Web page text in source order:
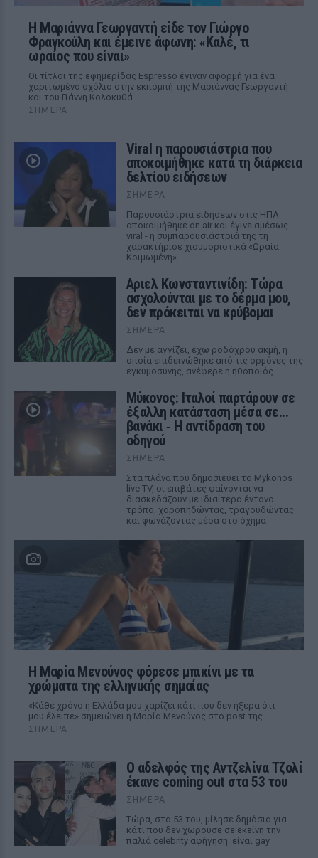
Η Μαριάννα Γεωργαντή είδε τον Γιώργο
Φραγκούλη και έμεινε άφωνη: «Καλέ, τι
ωραίος που είναι»
Οι τίτλοι της εφημερίδας Espresso έγιναν αφορμή για ένα
χαριτωμένο σχόλιο στην εκπομπή της Μαριάννας Γεωργαντή
και του Γιάννη Κολοκυθά
ΣΉΜΕΡΑ
Viral η παρουσιάστρια που
αποκοιμήθηκε κατά τη διάρκεια
δελτίου ειδήσεων
ΣΉΜΕΡΑ
Παρουσιάστρια ειδήσεων στις ΗΠΑ
αποκοιμήθηκε on air και έγινε αμέσως
viral - η συμπαρουσιάστριά της τη
χαρακτήρισε χιουμοριστικά «Ωραία
Κοιμωμένη».
Αριελ Κωνσταντινίδη: Τώρα
ασχολούνται με το δέρμα μου,
δεν πρόκειται να κρύβομαι
ΣΉΜΕΡΑ
Δεν με αγγίζει, έχω ροδόχρου ακμή, η
οποία επιδεινώθηκε από τις ορμόνες της
εγκυμοσύνης, ανέφερε η ηθοποιός
Μύκονος: Ιταλοί παρτάρουν σε
έξαλλη κατάσταση μέσα σε...
βανάκι ‑ Η αντίδραση του
οδηγού
ΣΉΜΕΡΑ
Στα πλάνα που δημοσιεύει το Mykonos
live TV, οι επιβάτες φαίνονται να
διασκεδάζουν με ιδιαίτερα έντονο
τρόπο, χοροπηδώντας, τραγουδώντας
και φωνάζοντας μέσα στο όχημα
Η Μαρία Μενούνος φόρεσε μπικίνι με τα
χρώματα της ελληνικής σημαίας
«Κάθε χρόνο η Ελλάδα μου χαρίζει κάτι που δεν ήξερα ότι
μου έλειπε» σημειώνει η Μαρία Μενούνος στο post της
ΣΉΜΕΡΑ
Ο αδελφός της Αντζελίνα Τζολί
έκανε coming out στα 53 του
ΣΉΜΕΡΑ
Τώρα, στα 53 του, μίλησε δημόσια για
κάτι που δεν χωρούσε σε εκείνη την
παλιά celebrity αφήγηση: είναι gay